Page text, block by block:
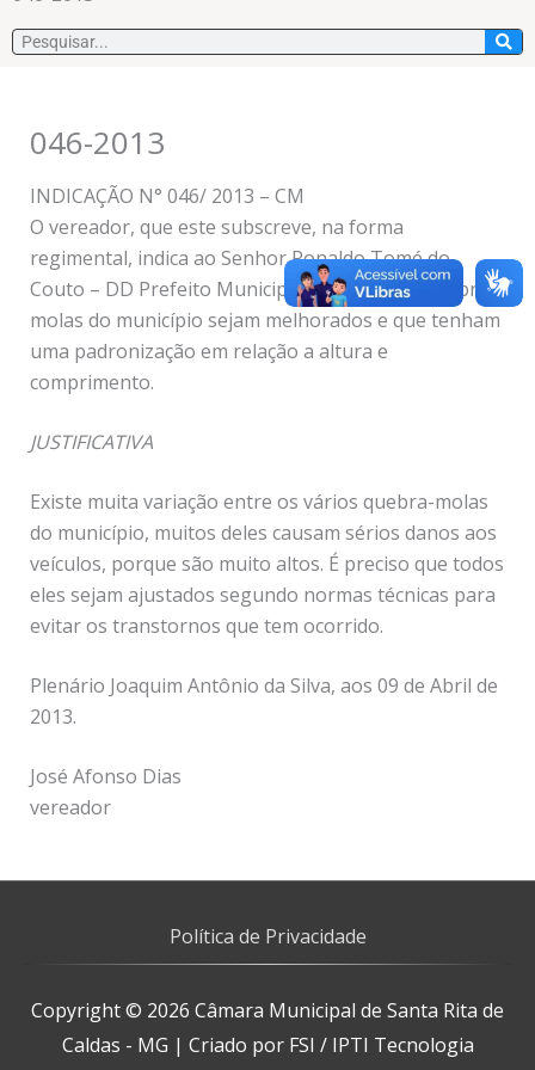
Pesquisar
046-2013
INDICAÇÃO N° 046/ 2013 – CM
O vereador, que este subscreve, na forma
regimental, indica ao Senhor Ronaldo Tomé do
Couto – DD Prefeito Municipal, para que os quebra-
molas do município sejam melhorados e que tenham
uma padronização em relação a altura e
comprimento.
JUSTIFICATIVA
Existe muita variação entre os vários quebra-molas
do município, muitos deles causam sérios danos aos
veículos, porque são muito altos. É preciso que todos
eles sejam ajustados segundo normas técnicas para
evitar os transtornos que tem ocorrido.
Plenário Joaquim Antônio da Silva, aos 09 de Abril de
2013.
José Afonso Dias
vereador
Política de Privacidade
Copyright © 2026 Câmara Municipal de Santa Rita de
Caldas - MG | Criado por FSI / IPTI Tecnologia